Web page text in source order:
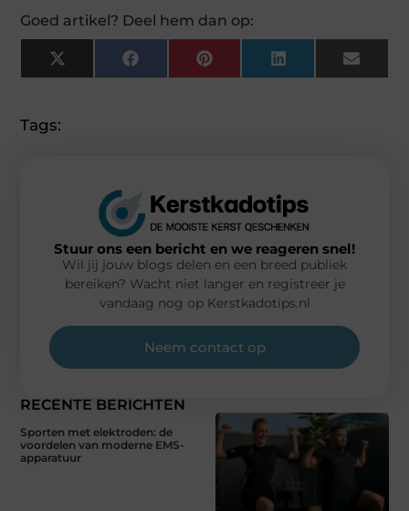
Goed artikel? Deel hem dan op:
X
(Twitter)
FacebookPinterestLinkedInEmail
Tags:
RECENTE BERICHTEN
Sporten met elektroden: de
voordelen van moderne EMS-
apparatuur
Stuur ons een bericht en we reageren snel!
Wil jij jouw blogs delen en een breed publiek
bereiken? Wacht niet langer en registreer je
vandaag nog op Kerstkadotips.nl
Neem contact op